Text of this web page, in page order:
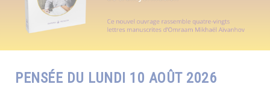
PENSÉE DU LUNDI 10 AOÛT 2026